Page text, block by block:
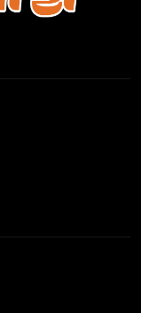
কাদের সিদ্দিকী
জালিয়াতি!